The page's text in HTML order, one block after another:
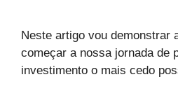
Neste artigo vou demonstrar
começar a nossa jornada de
investimento o mais cedo